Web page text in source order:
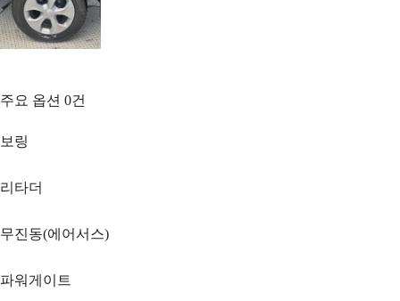
주요 옵션 0건
보링
리타더
무진동(에어서스)
파워게이트